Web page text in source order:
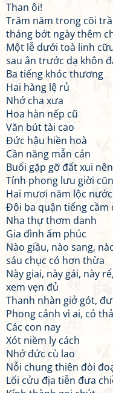
Than ôi!
Trăm năm trong cõi
tháng bớt ngày thêm
Một lễ dưới toà linh
sau ân trước dạ khôn
Ba tiếng khóc thương
Hai hàng lệ rủ
Nhớ cha xưa
Hoa hàn nếp cũ
Văn bút tài cao
Đức hậu hiền hoà
Cần năng mẫn cán
Buổi gặp gỡ đất xui
Tính phong lưu giời
Hai mươi năm lộc
Đôi ba quận tiếng cầm
Nha thự thơm danh
Gia đình ấm phúc
Nào giầu, nào sang,
sáu chục có hơn thừa
Này giai, này gái, này
xem vẹn đủ
Thanh nhàn giở gót,
Phong cảnh vì ai, cỏ
Các con nay
Xót niềm ly cách
Nhớ đức cù lao
Nỗi chung thiên đòi
Lối cửu địa tiễn đưa